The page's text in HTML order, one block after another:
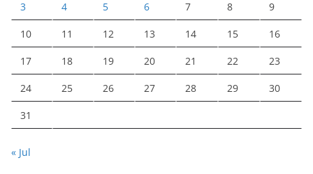
3 4 5 6 7 8 9
10 11 12 13 14 15 16
17 18 19 20 21 22 23
24 25 26 27 28 29 30
31
« Jul